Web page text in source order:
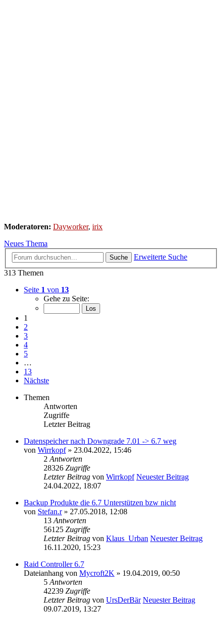
Moderatoren: Dayworker, irix
Neues Thema
Suche
Erweiterte Suche
313 Themen
Seite 1 von 13
Gehe zu Seite:
1
2
3
4
5
…
13
Nächste
Themen
Antworten
Zugriffe
Letzter Beitrag
Datenspeicher nach Downgrade 7.01 -> 6.7 weg
von Wirrkopf» 23.04.2022, 15:46
2 Antworten
28326 Zugriffe
Letzter Beitrag von Wirrkopf Neuester Beitrag
24.04.2022, 18:07
Backup Produkte die 6.7 Unterstützen bzw nicht
von Stefan.r» 27.05.2018, 12:08
13 Antworten
56125 Zugriffe
Letzter Beitrag von Klaus_Urban Neuester Beitrag
16.11.2020, 15:23
Raid Controller 6.7
Dateianhang von Mycroft2K » 19.04.2019, 00:50
5 Antworten
42239 Zugriffe
Letzter Beitrag von UrsDerBär Neuester Beitrag
09.07.2019, 13:27